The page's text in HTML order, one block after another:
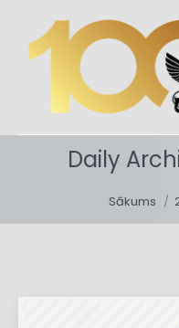
Daily
Sākums